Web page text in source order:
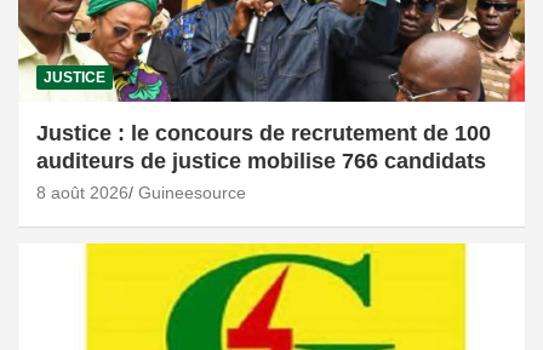
JUSTICE
Justice : le concours de recrutement de 100
auditeurs de justice mobilise 766 candidats
8 août 2026 Guineesource